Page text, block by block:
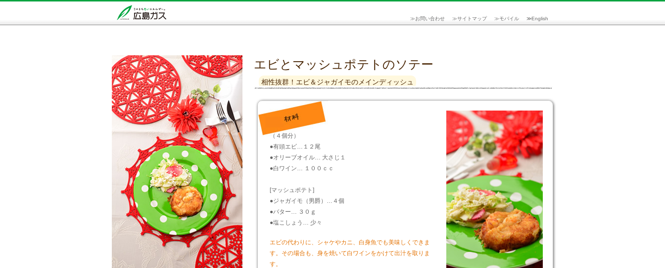
≫お問い合わせ ≫サイトマップ ≫モバイル ≫English
エビとマッシュポテトのソテー
相性抜群！エビ＆ジャガイモのメインディッシュ
（４個分）
●有頭エビ…１２尾
●オリーブオイル… 大さじ１
●白ワイン… １００ｃｃ
[マッシュポテト]
●ジャガイモ（男爵）…４個
●バター… ３０ｇ
●塩こしょう… 少々
エビの代わりに、シャケやカニ、白身魚でも美味しくできま
す。その場合も、身を焼いて白ワインをかけて出汁を取りま
す。